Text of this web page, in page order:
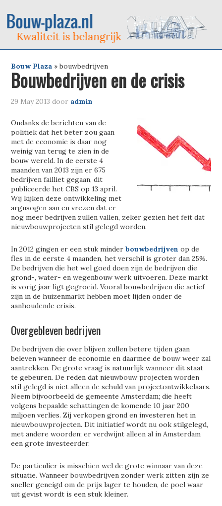
Bouw Plaza »bouwbedrijven
Bouwbedrijven en de crisis
29 May 2013 door admin
Ondanks de berichten van de
politiek dat het beter zou gaan
met de economie is daar nog
weinig van terug te zien in de
bouw wereld. In de eerste 4
maanden van 2013 zijn er 675
bedrijven failliet gegaan, dit
publiceerde het CBS op 13 april.
Wij kijken deze ontwikkeling met
argusogen aan en vrezen dat er
nog meer bedrijven zullen vallen, zeker gezien het feit dat
nieuwbouwprojecten stil gelegd worden.
In 2012 gingen er een stuk minder bouwbedrijvenop de
fles in de eerste 4 maanden, het verschil is groter dan 25%.
De bedrijven die het wel goed doen zijn de bedrijven die
grond-, water- en wegenbouw werk uitvoeren. Deze markt
is vorig jaar ligt gegroeid. Vooral bouwbedrijven die actief
zijn in de huizenmarkt hebben moet lijden onder de
aanhoudende crisis.
Overgebleven bedrijven
De bedrijven die over blijven zullen betere tijden gaan
beleven wanneer de economie en daarmee de bouw weer zal
aantrekken. De grote vraag is natuurlijk wanneer dit staat
te gebeuren. De reden dat nieuwbouw projecten worden
stil gelegd is niet alleen de schuld van projectontwikkelaars.
Neem bijvoorbeeld de gemeente Amsterdam; die heeft
volgens bepaalde schattingen de komende 10 jaar 200
miljoen verlies. Zij verkopen grond en investeren het in
nieuwbouwprojecten. Dit initiatief wordt nu ook stilgelegd,
met andere woorden; er verdwijnt alleen al in Amsterdam
een grote investeerder.
De particulier is misschien wel de grote winnaar van deze
situatie. Wanneer bouwbedrijven zonder werk zitten zijn ze
sneller geneigd om de prijs lager te houden, de poel waar
uit gevist wordt is een stuk kleiner.